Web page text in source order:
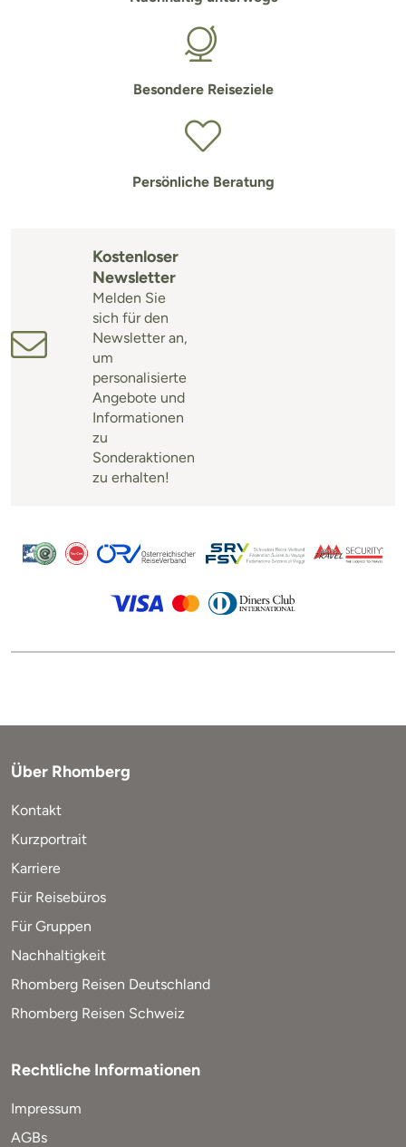
Besondere Reiseziele
Persönliche Beratung
Kostenloser
Newsletter
Melden Sie
sich für den
Newsletter an,
um
personalisierte
Angebote und
Informationen
zu
Sonderaktionen
zu erhalten!
Über Rhomberg
Kontakt
Kurzportrait
Karriere
Für Reisebüros
Für Gruppen
Nachhaltigkeit
Rhomberg Reisen Deutschland
Rhomberg Reisen Schweiz
Rechtliche Informationen
Impressum
AGBs